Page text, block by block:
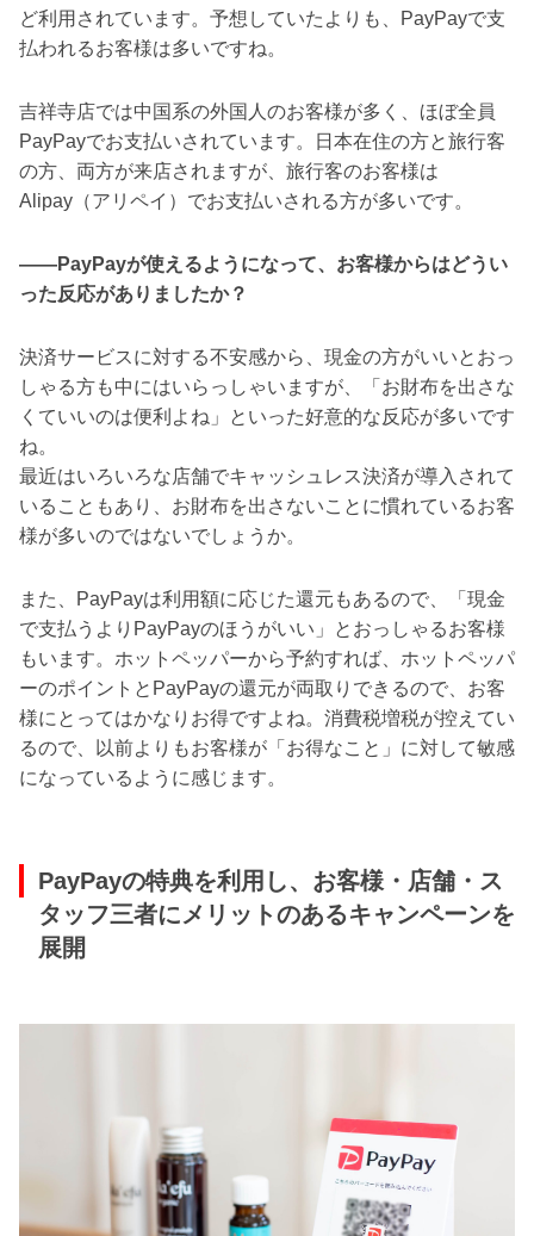
ど利用されています。予想していたよりも、PayPayで支
払われるお客様は多いですね。
吉祥寺店では中国系の外国人のお客様が多く、ほぼ全員
PayPayでお支払いされています。日本在住の方と旅行客
の方、両方が来店されますが、旅行客のお客様は
Alipay（アリペイ）でお支払いされる方が多いです。
――PayPayが使えるようになって、お客様からはどうい
った反応がありましたか？
決済サービスに対する不安感から、現金の方がいいとおっ
しゃる方も中にはいらっしゃいますが、「お財布を出さな
くていいのは便利よね」といった好意的な反応が多いです
ね。
最近はいろいろな店舗でキャッシュレス決済が導入されて
いることもあり、お財布を出さないことに慣れているお客
様が多いのではないでしょうか。
また、PayPayは利用額に応じた還元もあるので、「現金
で支払うよりPayPayのほうがいい」とおっしゃるお客様
もいます。ホットペッパーから予約すれば、ホットペッパ
ーのポイントとPayPayの還元が両取りできるので、お客
様にとってはかなりお得ですよね。消費税増税が控えてい
るので、以前よりもお客様が「お得なこと」に対して敏感
になっているように感じます。
PayPayの特典を利用し、お客様・店舗・ス
タッフ三者にメリットのあるキャンペーンを
展開